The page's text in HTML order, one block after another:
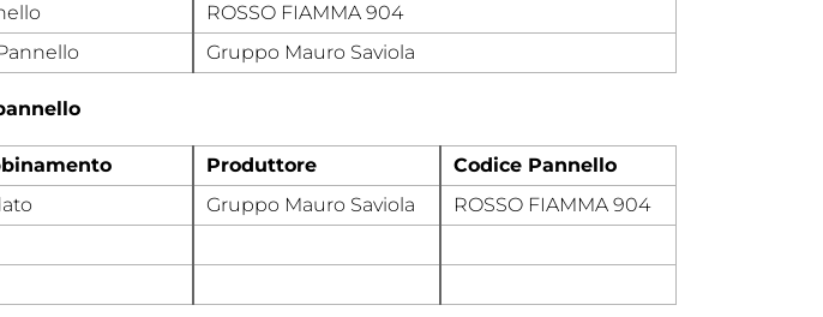
ROSSO FIAMMA 904
Gruppo Mauro Saviola
Produttore
Codice Pannello
Gruppo Mauro Saviola
ROSSO FIAMMA 904